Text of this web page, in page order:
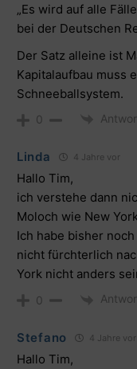
„Es wird auf alle
bei der Deutschen
Der Satz alleine ist
Kapitalaufbau muss
Schneeballsystem.
0
Linda 4 Jahre vor
Hallo Tim,
ich verstehe dann
Moloch wie New
Ich habe bisher
nicht fürchterlich
York nicht anders
0
Stefano 4 Jahre vor
Hallo Tim,